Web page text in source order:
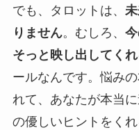
でも、タロットは、
りません。むしろ、
そっと映し出してくれ
ールなんです。悩み
れて、あなたが本当
の優しいヒントをく